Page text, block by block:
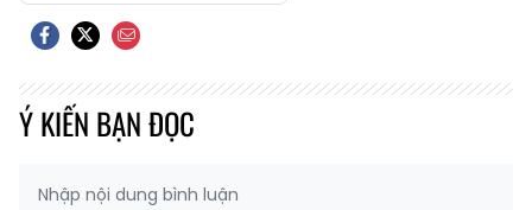
Ý KIẾN BẠN ĐỌC